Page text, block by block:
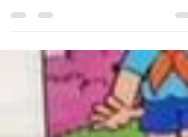
cartunista Marcos Vaz
A cidade de Santa Fé do Sul, estado de São
personagem Menino Sol, criado pelo cartunista